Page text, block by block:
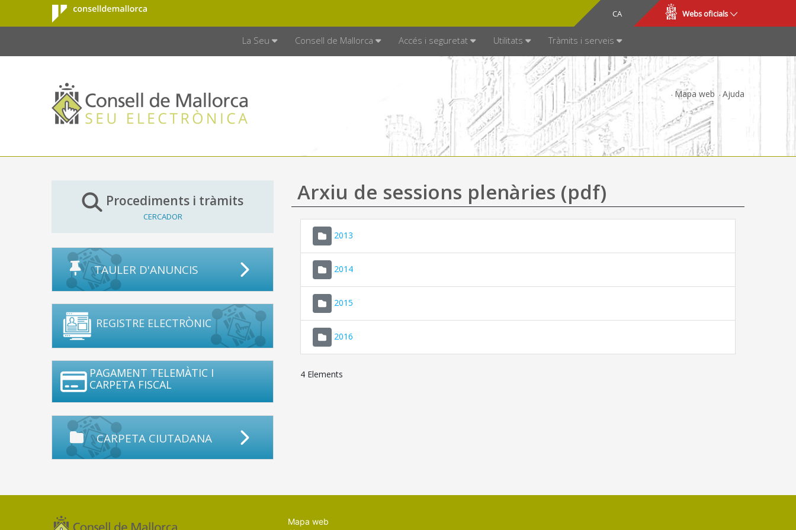
Salta al contingut principal
Consell de
Mallorca
CA
ES Webs oficials
La Seu Consell de Mallorca Accés i seguretat Utilitats Tràmits i serveis
Mapa web Ajuda
Procediments i tràmits
CERCADOR
TAULER D'ANUNCIS
REGISTRE ELECTRÒNIC
PAGAMENT TELEMÀTIC I
CARPETA FISCAL
CARPETA CIUTADANA
Arxiu de sessions plenàries (pdf)
2013
2014
2015
2016
4 Elements
Mapa web